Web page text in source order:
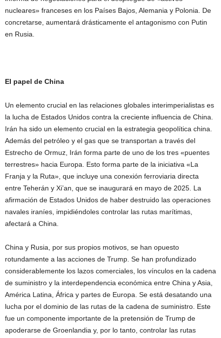
nucleares» franceses en los Países Bajos, Alemania y Polonia. De
concretarse, aumentará drásticamente el antagonismo con Putin
en Rusia.
El papel de China
Un elemento crucial en las relaciones globales interimperialistas es
la lucha de Estados Unidos contra la creciente influencia de China.
Irán ha sido un elemento crucial en la estrategia geopolítica china.
Además del petróleo y el gas que se transportan a través del
Estrecho de Ormuz, Irán forma parte de uno de los tres «puentes
terrestres» hacia Europa. Esto forma parte de la iniciativa «La
Franja y la Ruta», que incluye una conexión ferroviaria directa
entre Teherán y Xi’an, que se inaugurará en mayo de 2025. La
afirmación de Estados Unidos de haber destruido las operaciones
navales iraníes, impidiéndoles controlar las rutas marítimas,
afectará a China.
China y Rusia, por sus propios motivos, se han opuesto
rotundamente a las acciones de Trump. Se han profundizado
considerablemente los lazos comerciales, los vínculos en la cadena
de suministro y la interdependencia económica entre China y Asia,
América Latina, África y partes de Europa. Se está desatando una
lucha por el dominio de las rutas de la cadena de suministro. Este
fue un componente importante de la pretensión de Trump de
apoderarse de Groenlandia y, por lo tanto, controlar las rutas